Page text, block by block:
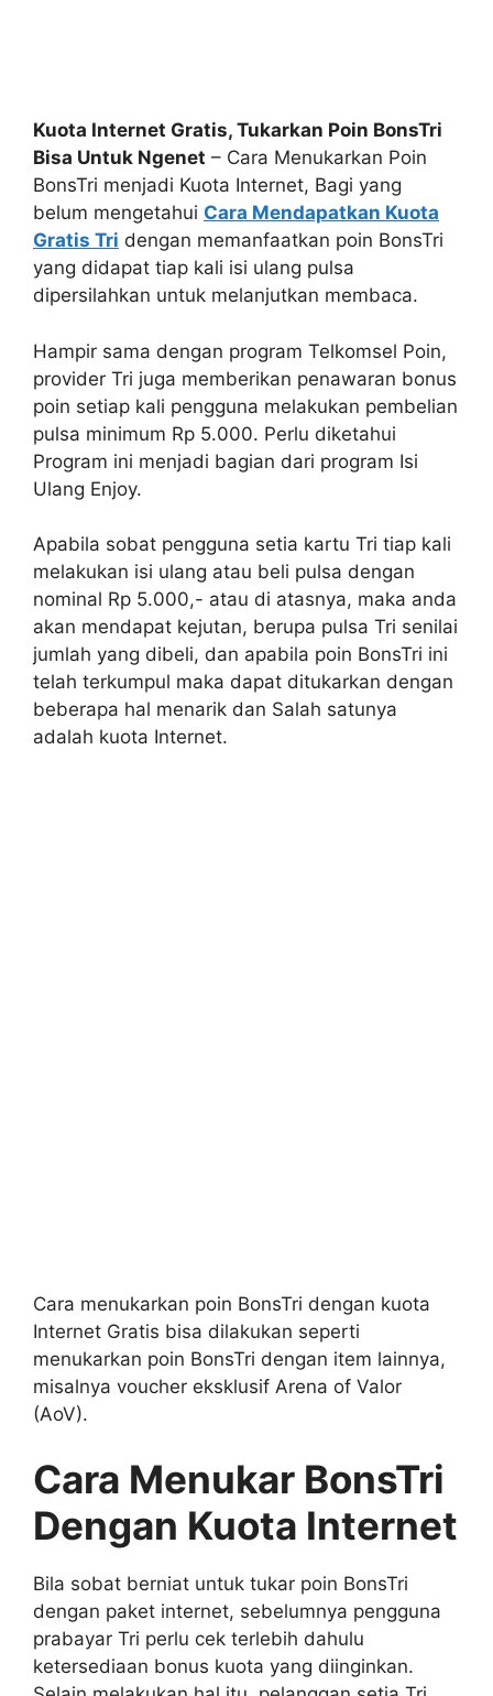
Kuota Internet Gratis, Tukarkan Poin BonsTri
Bisa Untuk Ngenet – Cara Menukarkan Poin
BonsTri menjadi Kuota Internet, Bagi yang
belum mengetahui Cara Mendapatkan Kuota
Gratis Tri dengan memanfaatkan poin BonsTri
yang didapat tiap kali isi ulang pulsa
dipersilahkan untuk melanjutkan membaca.
Hampir sama dengan program Telkomsel Poin,
provider Tri juga memberikan penawaran bonus
poin setiap kali pengguna melakukan pembelian
pulsa minimum Rp 5.000. Perlu diketahui
Program ini menjadi bagian dari program Isi
Ulang Enjoy.
Apabila sobat pengguna setia kartu Tri tiap kali
melakukan isi ulang atau beli pulsa dengan
nominal Rp 5.000,- atau di atasnya, maka anda
akan mendapat kejutan, berupa pulsa Tri senilai
jumlah yang dibeli, dan apabila poin BonsTri ini
telah terkumpul maka dapat ditukarkan dengan
beberapa hal menarik dan Salah satunya
adalah kuota Internet.
Cara menukarkan poin BonsTri dengan kuota
Internet Gratis bisa dilakukan seperti
menukarkan poin BonsTri dengan item lainnya,
misalnya voucher eksklusif Arena of Valor
(AoV).
Cara Menukar BonsTri
Dengan Kuota Internet
Bila sobat berniat untuk tukar poin BonsTri
dengan paket internet, sebelumnya pengguna
prabayar Tri perlu cek terlebih dahulu
ketersediaan bonus kuota yang diinginkan.